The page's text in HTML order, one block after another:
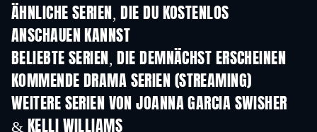
ÄHNLICHE SERIEN, DIE DU KOSTENLOS
ANSCHAUEN KANNST
Serie
BELIEBTE SERIEN, DIE DEMNÄCHST ERSCHEINEN
Serie Serie
KOMMENDE DRAMA SERIEN (STREAMING)
Staffel 6 Staffel 2
WEITERE SERIEN VON JOANNA GARCIA SWISHER
& KELLI WILLIAMS
Serie